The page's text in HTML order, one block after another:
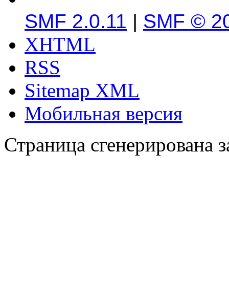
SMF 2.0.11 | SMF ©
XHTML
RSS
Sitemap XML
Мобильная версия
Страница сгенерирована